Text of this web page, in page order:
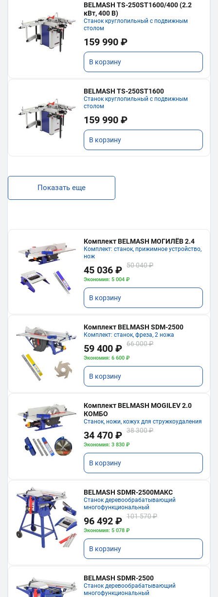
BELMASH TS-250ST1600/400 (2.2
кВт, 400 В)
Станок круглопильный с подвижным
столом
159 990 ₽
В корзину
BELMASH TS-250ST1600
Станок круглопильный с подвижным
столом
159 990 ₽
В корзину
Показать еще
Комплект BELMASH МОГИЛЁВ 2.4
Комплект: станок, прижимное устройство,
нож
45 036 ₽ 50 040 ₽
Экономия: 5 004 ₽
В корзину
Комплект BELMASH SDM-2500
Комплект: станок, фреза, 2 ножа
59 400 ₽ 66 000 ₽
Экономия: 6 600 ₽
В корзину
Комплект BELMASH MOGILEV 2.0
КОМБО
Станок, ножи, кожух для стружкоудаления
34 470 ₽ 38 300 ₽
Экономия: 3 830 ₽
В корзину
BELMASH SDMR-2500МАКС
Станок деревообрабатывающий
многофункциональный
96 492 ₽ 101 570 ₽
Экономия: 5 078 ₽
В корзину
BELMASH SDMR-2500
Станок деревообрабатывающий
многофункциональный